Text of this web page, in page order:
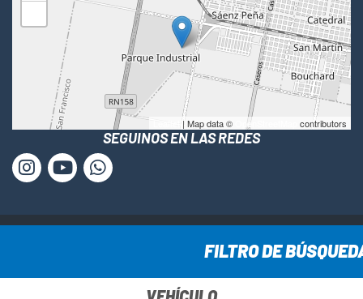
FILTRO DE
| Map data © OpenStreetMap contributors
SEGUINOS EN LAS REDES